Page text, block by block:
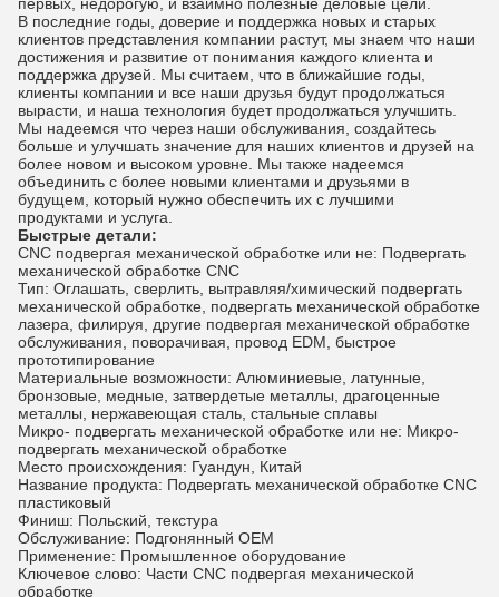
В последние годы, доверие и поддержка новых и старых
клиентов представления компании растут, мы знаем что наши
достижения и развитие от понимания каждого клиента и
поддержка друзей. Мы считаем, что в ближайшие годы,
клиенты компании и все наши друзья будут продолжаться
вырасти, и наша технология будет продолжаться улучшить.
Мы надеемся что через наши обслуживания, создайтесь
больше и улучшать значение для наших клиентов и друзей на
более новом и высоком уровне. Мы также надеемся
объединить с более новыми клиентами и друзьями в
будущем, который нужно обеспечить их с лучшими
продуктами и услуга.
Быстрые детали:
CNC подвергая механической обработке или не: Подвергать
механической обработке CNC
Тип: Оглашать, сверлить, вытравляя/химический подвергать
механической обработке, подвергать механической обработке
лазера, филируя, другие подвергая механической обработке
обслуживания, поворачивая, провод EDM, быстрое
прототипирование
Материальные возможности: Алюминиевые, латунные,
бронзовые, медные, затвердетые металлы, драгоценные
металлы, нержавеющая сталь, стальные сплавы
Микро- подвергать механической обработке или не: Микро-
подвергать механической обработке
Место происхождения: Гуандун, Китай
Название продукта: Подвергать механической обработке CNC
пластиковый
Финиш: Польский, текстура
Обслуживание: Подгонянный OEM
Применение: Промышленное оборудование
Ключевое слово: Части CNC подвергая механической
обработке